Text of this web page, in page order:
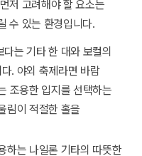
저 고려해야 할 요소는
수 있는 환경입니다.
는 기타 한 대와 보컬의
. 야외 축제라면 바람
조용한 입지를 선택하는
림이 적절한 홀을
하는 나일론 기타의 따뜻한